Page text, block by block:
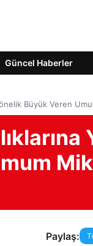
Güncel Haberler
Büyük Veren
Paylaş: